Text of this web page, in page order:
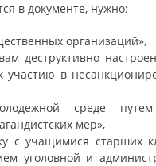
в документе, нужно:
организаций»,
деструктивно
в
среде
мер»,
с учащимися старших
уголовной и